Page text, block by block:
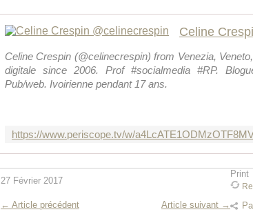
Celine Crespin (@celinecrespin) from Venezia,
digitale since 2006. Prof #socialmedia #RP.
Pub/web. Ivoirienne pendant 17 ans.
27 Février 2017
Print
← Article précédent Article suivant →